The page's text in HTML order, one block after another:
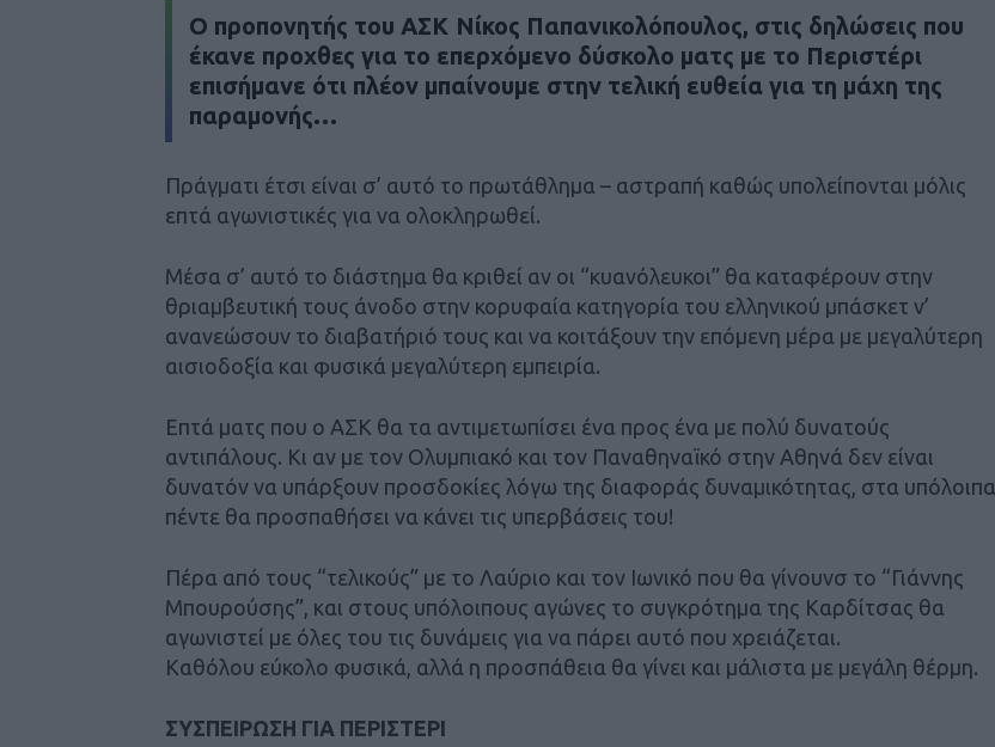
Ο προπονητής του ΑΣΚ Νίκος Παπανικολόπουλος, στις δηλώσεις που
έκανε προχθες για το επερχόμενο δύσκολο ματς με το Περιστέρι
επισήμανε ότι πλέον μπαίνουμε στην τελική ευθεία για τη μάχη της
παραμονής…
Πράγματι έτσι είναι σ’ αυτό το πρωτάθλημα – αστραπή καθώς υπολείπονται μόλις
επτά αγωνιστικές για να ολοκληρωθεί.
Μέσα σ’ αυτό το διάστημα θα κριθεί αν οι “κυανόλευκοι” θα καταφέρουν στην
θριαμβευτική τους άνοδο στην κορυφαία κατηγορία του ελληνικού μπάσκετ ν’
ανανεώσουν το διαβατήριό τους και να κοιτάξουν την επόμενη μέρα με μεγαλύτερη
αισιοδοξία και φυσικά μεγαλύτερη εμπειρία.
Επτά ματς που ο ΑΣΚ θα τα αντιμετωπίσει ένα προς ένα με πολύ δυνατούς
αντιπάλους. Κι αν με τον Ολυμπιακό και τον Παναθηναϊκό στην Αθηνά δεν είναι
δυνατόν να υπάρξουν προσδοκίες λόγω της διαφοράς δυναμικότητας, στα υπόλοιπα
πέντε θα προσπαθήσει να κάνει τις υπερβάσεις του!
Πέρα από τους “τελικούς” με το Λαύριο και τον Ιωνικό που θα γίνουνσ το “Γιάννης
Μπουρούσης”, και στους υπόλοιπους αγώνες το συγκρότημα της Καρδίτσας θα
αγωνιστεί με όλες του τις δυνάμεις για να πάρει αυτό που χρειάζεται.
Καθόλου εύκολο φυσικά, αλλά η προσπάθεια θα γίνει και μάλιστα με μεγάλη θέρμη.
ΣΥΣΠΕΙΡΩΣΗ ΓΙΑ ΠΕΡΙΣΤΕΡΙ